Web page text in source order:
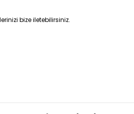
bize iletebilirsiniz.